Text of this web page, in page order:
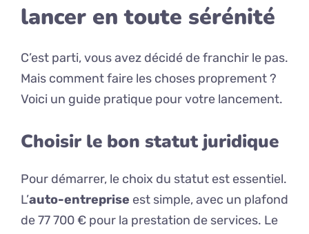
lancer en toute sérénité
C’est parti, vous avez décidé de franchir le pas.
Mais comment faire les choses proprement ?
Voici un guide pratique pour votre lancement.
Choisir le bon statut juridique
Pour démarrer, le choix du statut est essentiel.
L’auto-entreprise est simple, avec un plafond
de 77 700 € pour la prestation de services. Le